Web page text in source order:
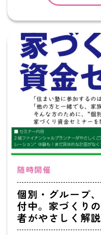
随時開催
個別・グループ
付中。家づくり
者がやさしく解